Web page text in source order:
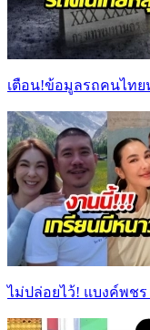
เตือน!ข้อมูลรถคนไทย
ไม่ปล่อยไว้! แบงค์พช